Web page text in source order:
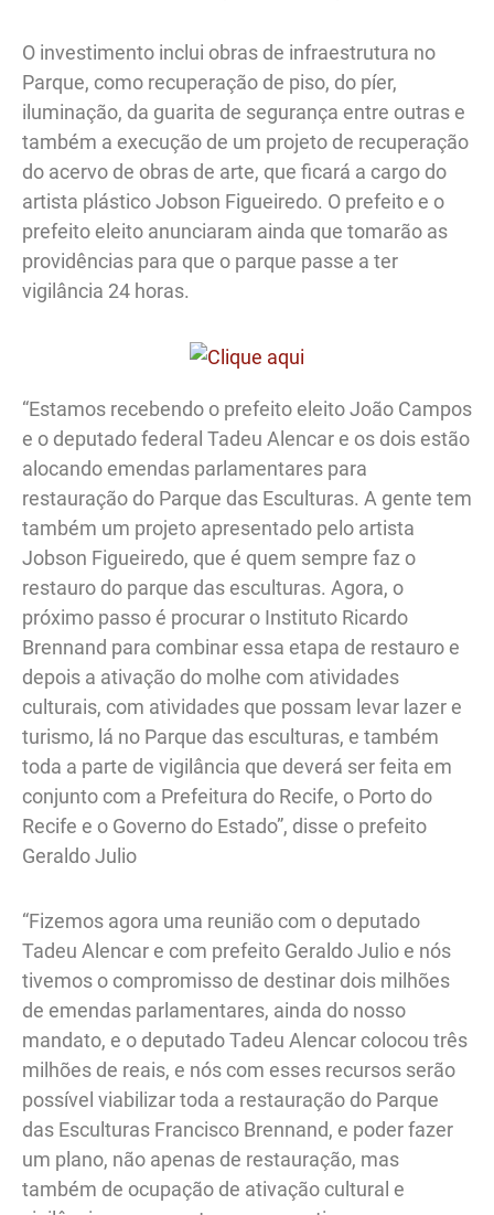
O investimento inclui obras de infraestrutura no
Parque, como recuperação de piso, do píer,
iluminação, da guarita de segurança entre outras e
também a execução de um projeto de recuperação
do acervo de obras de arte, que ficará a cargo do
artista plástico Jobson Figueiredo. O prefeito e o
prefeito eleito anunciaram ainda que tomarão as
providências para que o parque passe a ter
vigilância 24 horas.
“Estamos recebendo o prefeito eleito João Campos
e o deputado federal Tadeu Alencar e os dois estão
alocando emendas parlamentares para
restauração do Parque das Esculturas. A gente tem
também um projeto apresentado pelo artista
Jobson Figueiredo, que é quem sempre faz o
restauro do parque das esculturas. Agora, o
próximo passo é procurar o Instituto Ricardo
Brennand para combinar essa etapa de restauro e
depois a ativação do molhe com atividades
culturais, com atividades que possam levar lazer e
turismo, lá no Parque das esculturas, e também
toda a parte de vigilância que deverá ser feita em
conjunto com a Prefeitura do Recife, o Porto do
Recife e o Governo do Estado”, disse o prefeito
Geraldo Julio
“Fizemos agora uma reunião com o deputado
Tadeu Alencar e com prefeito Geraldo Julio e nós
tivemos o compromisso de destinar dois milhões
de emendas parlamentares, ainda do nosso
mandato, e o deputado Tadeu Alencar colocou três
milhões de reais, e nós com esses recursos serão
possível viabilizar toda a restauração do Parque
das Esculturas Francisco Brennand, e poder fazer
um plano, não apenas de restauração, mas
também de ocupação de ativação cultural e